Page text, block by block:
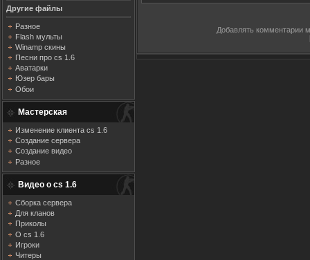
Другие файлы
Разное
Flash мульты
Winamp скины
Песни про cs 1.6
Аватарки
Юзер бары
Обои
Мастерская
Изменение клиента cs 1.6
Создание сервера
Создание видео
Разное
Видео о cs 1.6
Сборка сервера
Для кланов
Приколы
О cs 1.6
Игроки
Читеры
Добавлять комментарии